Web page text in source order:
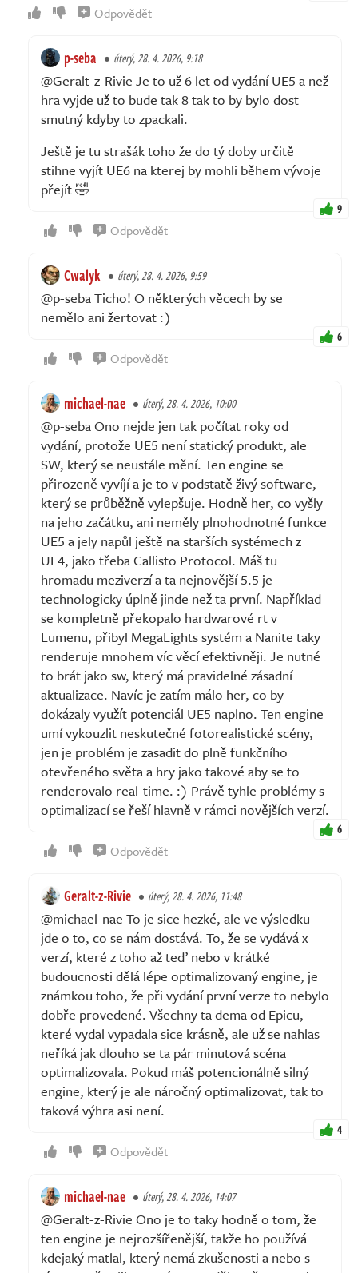
Odpovědět
p-seba úterý, 28. 4. 2026, 9:18
@Geralt-z-Rivie Je to už 6 let od vydání UE5 a než
hra vyjde už to bude tak 8 tak to by bylo dost
smutný kdyby to zpackali.
Ještě je tu strašák toho že do tý doby určitě
stihne vyjít UE6 na kterej by mohli během vývoje
přejít 🤣
9
Odpovědět
Cwalyk úterý, 28. 4. 2026, 9:59
@p-seba Ticho! O některých věcech by se
nemělo ani žertovat :)
6
Odpovědět
michael-nae úterý, 28. 4. 2026, 10:00
@p-seba Ono nejde jen tak počítat roky od
vydání, protože UE5 není statický produkt, ale
SW, který se neustále mění. Ten engine se
přirozeně vyvíjí a je to v podstatě živý software,
který se průběžně vylepšuje. Hodně her, co vyšly
na jeho začátku, ani neměly plnohodnotné funkce
UE5 a jely napůl ještě na starších systémech z
UE4, jako třeba Callisto Protocol. Máš tu
hromadu meziverzí a ta nejnovější 5.5 je
technologicky úplně jinde než ta první. Například
se kompletně překopalo hardwarové rt v
Lumenu, přibyl MegaLights systém a Nanite taky
renderuje mnohem víc věcí efektivněji. Je nutné
to brát jako sw, který má pravidelné zásadní
aktualizace. Navíc je zatím málo her, co by
dokázaly využít potenciál UE5 naplno. Ten engine
umí vykouzlit neskutečné fotorealistické scény,
jen je problém je zasadit do plně funkčního
otevřeného světa a hry jako takové aby se to
renderovalo real-time. :) Právě tyhle problémy s
optimalizací se řeší hlavně v rámci novějších verzí.
6
Odpovědět
Geralt-z-Rivie úterý, 28. 4. 2026, 11:48
@michael-nae To je sice hezké, ale ve výsledku
jde o to, co se nám dostává. To, že se vydává x
verzí, které z toho až teď nebo v krátké
budoucnosti dělá lépe optimalizovaný engine, je
známkou toho, že při vydání první verze to nebylo
dobře provedené. Všechny ta dema od Epicu,
které vydal vypadala sice krásně, ale už se nahlas
neříká jak dlouho se ta pár minutová scéna
optimalizovala. Pokud máš potencionálně silný
engine, který je ale náročný optimalizovat, tak to
taková výhra asi není.
4
Odpovědět
michael-nae úterý, 28. 4. 2026, 14:07
@Geralt-z-Rivie Ono je to taky hodně o tom, že
ten engine je nejrozšířenější, takže ho používá
kdejaký matlal, který nemá zkušenosti a nebo s